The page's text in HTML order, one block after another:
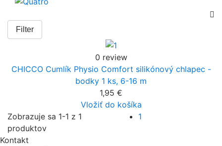

Filter
0 review
CHICCO Cumlík Physio Comfort silikónový chlapec -
bodky 1 ks, 6-16 m
1,95 €
Vložiť do košíka
Zobrazuje sa 1-1 z 1
produktov
1
Kontakt